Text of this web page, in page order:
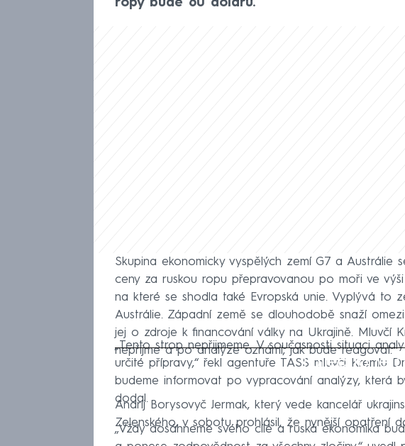
ropy bude 60 dolarů.
Skupina ekonomicky vyspělých zemí G7 a Austrálie
ceny za ruskou ropu přepravovanou po moři ve
na které se shodla také Evropská unie. Vyplývá to
Austrálie. Západní země se dlouhodobě snaží
jej o zdroje k financování války na Ukrajině. Mluvčí
nepřijme a po analýze oznámí, jak bude reagovat.
Failed to
„Tento strop nepřijmeme. V současnosti situaci
určité přípravy,“ řekl agentuře TASS mluvčí Kremlu
budeme informovat po vypracování analýzy, která
dodal.
Andrij Borysovyč Jermak, který vede kancelář
Zelenského, v sobotu prohlásil, že nynější opatření
„Vždy dosáhneme svého cíle a ruská ekonomika